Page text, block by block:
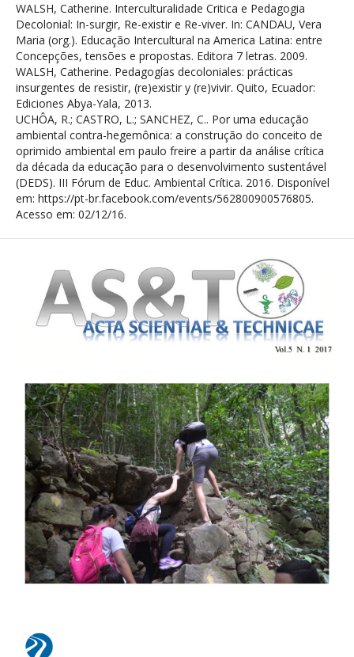
WALSH, Catherine. Interculturalidade Critica e Pedagogia
Decolonial: In-surgir, Re-existir e Re-viver. In: CANDAU, Vera
Maria (org.). Educação Intercultural na America Latina: entre
Concepções, tensões e propostas. Editora 7 letras. 2009.
WALSH, Catherine. Pedagogías decoloniales: prácticas
insurgentes de resistir, (re)existir y (re)vivir. Quito, Ecuador:
Ediciones Abya-Yala, 2013.
UCHÔA, R.; CASTRO, L.; SANCHEZ, C.. Por uma educação
ambiental contra-hegemônica: a construção do conceito de
oprimido ambiental em paulo freire a partir da análise crítica
da década da educação para o desenvolvimento sustentável
(DEDS). III Fórum de Educ. Ambiental Crítica. 2016. Disponível
em: https://pt-br.facebook.com/events/562800900576805.
Acesso em: 02/12/16.